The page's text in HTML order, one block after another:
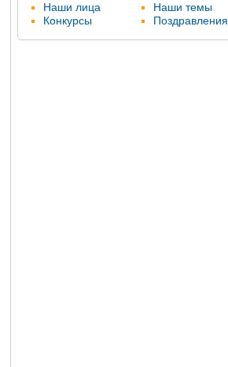
Наши лица
Наши темы
Конкурсы
Поздравления